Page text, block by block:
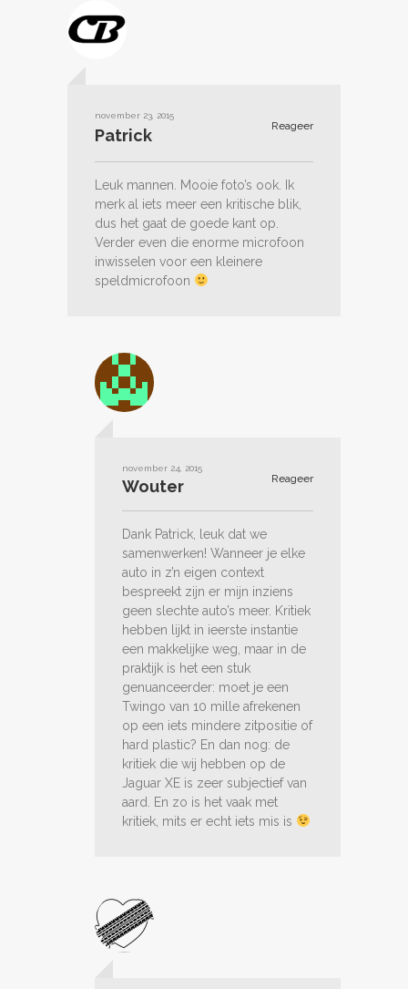
november 23, 2015
Reageer
Patrick
Leuk mannen. Mooie foto’s ook. Ik
merk al iets meer een kritische blik,
dus het gaat de goede kant op.
Verder even die enorme microfoon
inwisselen voor een kleinere
speldmicrofoon
november 24, 2015
Reageer
Wouter
Dank Patrick, leuk dat we
samenwerken! Wanneer je elke
auto in z’n eigen context
bespreekt zijn er mijn inziens
geen slechte auto’s meer. Kritiek
hebben lijkt in ieerste instantie
een makkelijke weg, maar in de
praktijk is het een stuk
genuanceerder: moet je een
Twingo van 10 mille afrekenen
op een iets mindere zitpositie of
hard plastic? En dan nog: de
kritiek die wij hebben op de
Jaguar XE is zeer subjectief van
aard. En zo is het vaak met
kritiek, mits er echt iets mis is